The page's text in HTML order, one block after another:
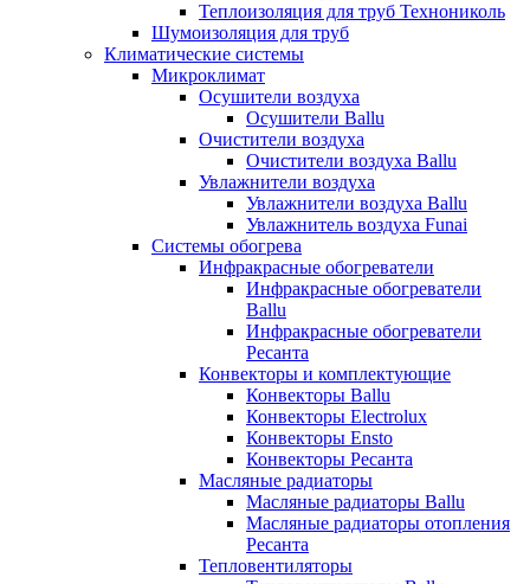
Теплоизоляция для труб Технониколь
Шумоизоляция для труб
Климатические системы
Микроклимат
Осушители воздуха
Осушители Ballu
Очистители воздуха
Очистители воздуха Ballu
Увлажнители воздуха
Увлажнители воздуха Ballu
Увлажнитель воздуха Funai
Системы обогрева
Инфракрасные обогреватели
Инфракрасные обогреватели
Ballu
Инфракрасные обогреватели
Ресанта
Конвекторы и комплектующие
Конвекторы Ballu
Конвекторы Electrolux
Конвекторы Ensto
Конвекторы Ресанта
Масляные радиаторы
Масляные радиаторы Ballu
Масляные радиаторы отопления
Ресанта
Тепловентиляторы